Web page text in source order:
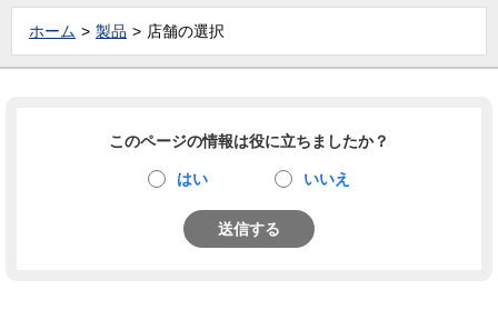
ホーム 製品 店舗の選択
このページの情報は役に立ちましたか？
はい いいえ
送信する